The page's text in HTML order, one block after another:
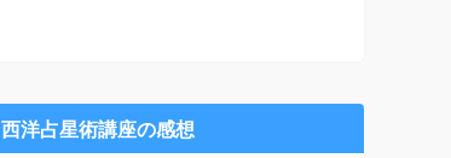
西洋占星術講座の感想